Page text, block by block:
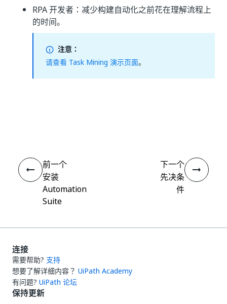
RPA 开发者：减少构建自动化之前花在理解流程上
的时间。
注意：
请查看 Task Mining 演示页面。
前一个
安装
Automation
Suite
下一个
先决条
件
连接
需要帮助? 支持
想要了解详细内容？ UiPath Academy
有问题? UiPath 论坛
保持更新